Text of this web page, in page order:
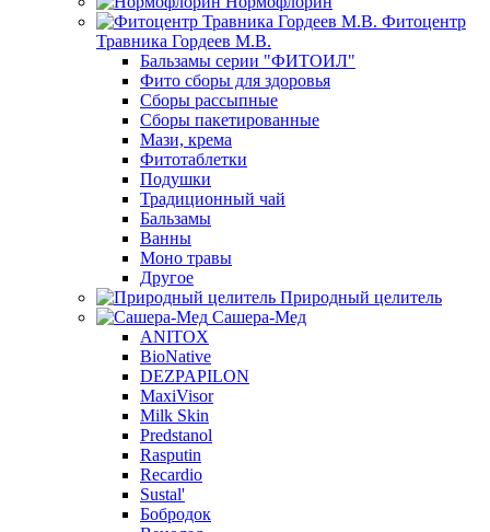
Фитоцентр
Травника Гордеев М.В.
Бальзамы серии "ФИТОИЛ"
Фито сборы для здоровья
Сборы рассыпные
Сборы пакетированные
Мази, крема
Фитотаблетки
Подушки
Традиционный чай
Бальзамы
Ванны
Моно травы
Другое
Природный целитель
Сашера-Мед
ANITOX
BioNative
DEZPAPILON
MaxiVisor
Milk Skin
Predstanol
Rasputin
Recardio
Sustal'
Бобродок